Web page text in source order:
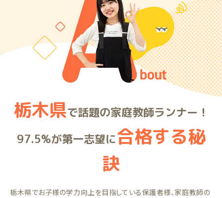
栃木県で話題の家庭教師ランナー！
97.5%が第一志望に合格する秘
訣
栃木県でお子様の学力向上を目指している保護者様、家庭教師の